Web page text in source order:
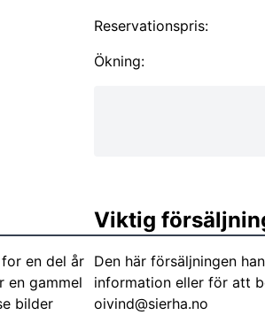
Reservationspris:
Ökning:
en del år
en gammel
bilder
Viktig
Den här försäljningen
information eller för att
oivind@sierha.no